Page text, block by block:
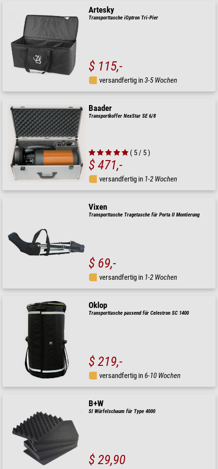
Artesky
Transporttasche iOptron Tri-Pier
$ 115,-
versandfertig in3-5 Wochen
Baader
Transportkoffer NexStar SE 6/8
( 5 / 5 )
$ 471,-
versandfertig in 1-2 Wochen
Vixen
Transporttasche Tragetasche für Porta II Montierung
$ 69,-
versandfertig in 1-2 Wochen
Oklop
Transporttasche passend für Celestron SC 1400
$ 219,-
versandfertig in6-10 Wochen
B+W
SI Würfelschaum für Type 4000
$ 29,90